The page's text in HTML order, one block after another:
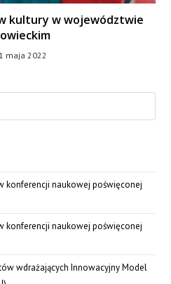
kultury w województwie
maja 2022
konferencji naukowej poświęconej
konferencji naukowej poświęconej
wdrażających Innowacyjny Model